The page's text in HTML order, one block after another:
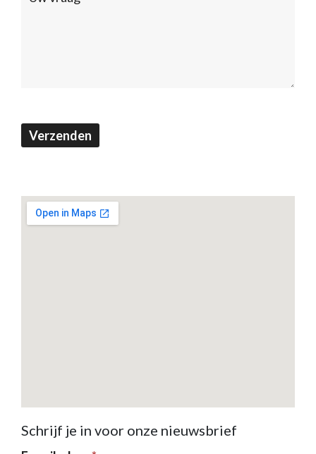
Verzenden
Schrijf je in voor onze nieuwsbrief